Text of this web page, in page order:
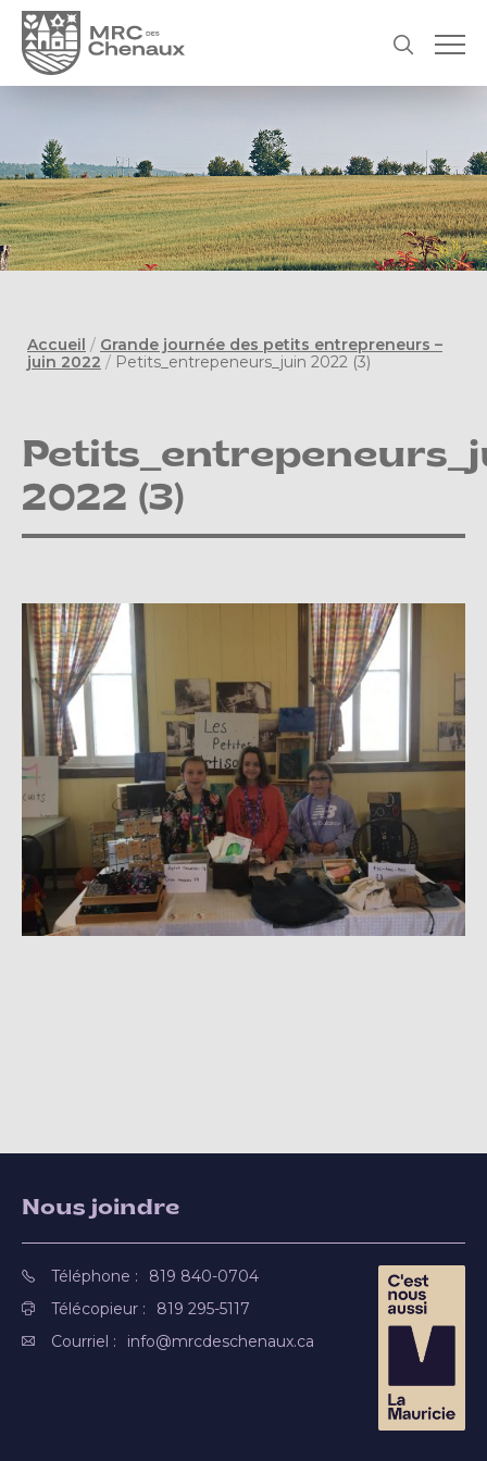
Accueil / Grande journée des petits entrepreneurs –
juin 2022 / Petits_entrepeneurs_juin 2022 (3)
2022 (3)
Nous joindre
Téléphone :
819 840-0704
Télécopieur :
819 295-5117
Courriel :
info@mrcdeschenaux.ca